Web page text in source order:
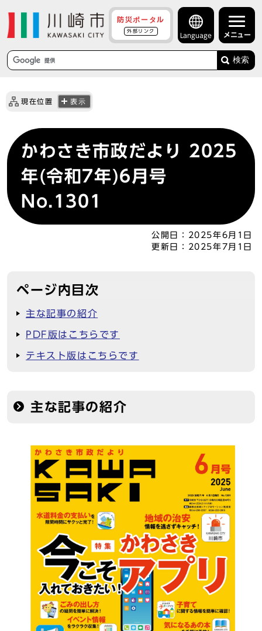
防災ポータル
外部リンク
Language メニュー
検索
現在位置 表示
かわさき市政だより 2025
年(令和7年)6月号
No.1301
公開日：
2025年6月1日
更新日：
2025年7月1日
ページ内目次
主な記事の紹介
PDF版はこちらです
テキスト版はこちらです
主な記事の紹介